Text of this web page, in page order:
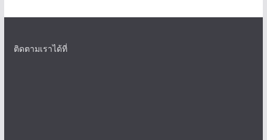
ติดตามเราได้ที่